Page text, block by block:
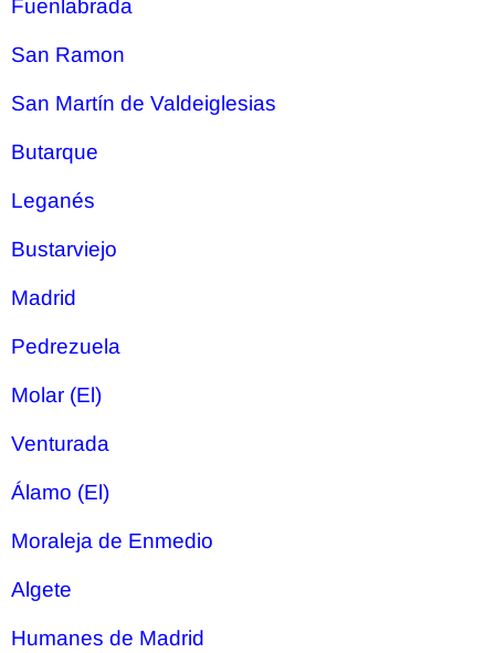
Fuenlabrada
San Ramon
San Martín de Valdeiglesias
Butarque
Leganés
Bustarviejo
Madrid
Pedrezuela
Molar (El)
Venturada
Álamo (El)
Moraleja de Enmedio
Algete
Humanes de Madrid